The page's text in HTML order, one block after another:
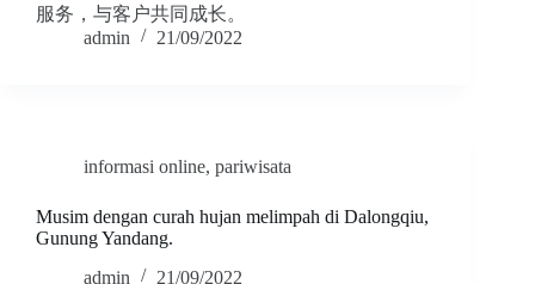
服务，与客户共同成长。
admin
21/09/2022
informasi online, pariwisata
Musim dengan curah hujan melimpah di Dalongqiu,
Gunung Yandang.
admin
21/09/2022